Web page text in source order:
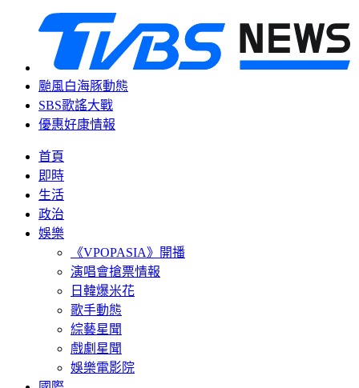
颱風白海豚動態
SBS歌謠大戰
優惠好康情報
首頁
即時
生活
政治
娛樂
《VPOPASIA》開播
演唱會搶票情報
日韓爆米花
歌手動態
綜藝星聞
戲劇星聞
娛樂電影院